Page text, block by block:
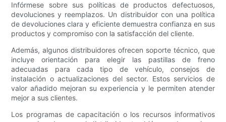
Infórmese sobre sus políticas de productos defectuosos,
devoluciones y reemplazos. Un distribuidor con una política
de devoluciones clara y eficiente demuestra confianza en sus
productos y compromiso con la satisfacción del cliente.
Además, algunos distribuidores ofrecen soporte técnico, que
incluye orientación para elegir las pastillas de freno
adecuadas para cada tipo de vehículo, consejos de
instalación o actualizaciones del sector. Estos servicios de
valor añadido mejoran su experiencia y le permiten atender
mejor a sus clientes.
Los programas de capacitación o los recursos informativos